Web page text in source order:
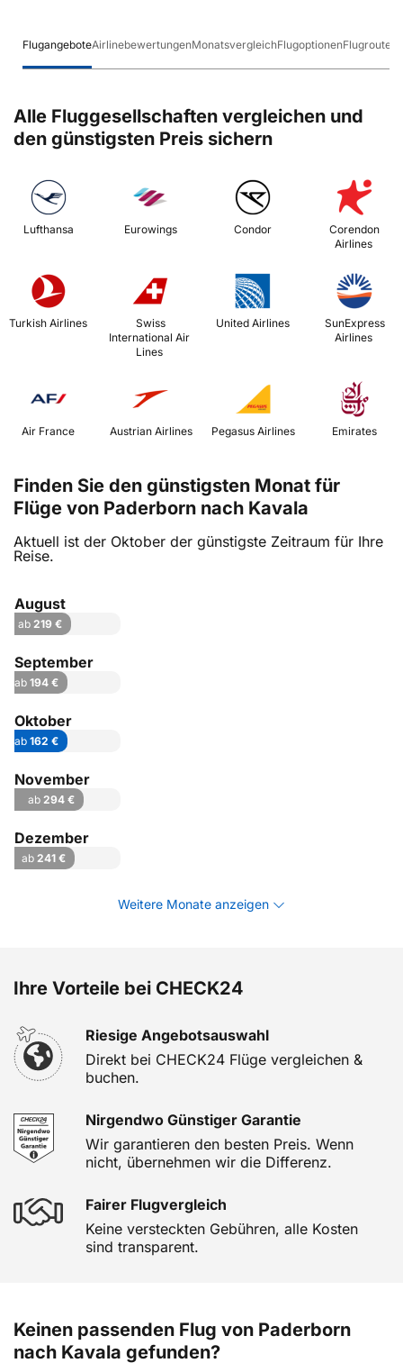
FlugangeboteAirlinebewertungenMonatsvergleichFlugoptionenFlugrouten
Alle Fluggesellschaften vergleichen und
den günstigsten Preis sichern
Lufthansa Eurowings Condor
Corendon
Airlines
Turkish Airlines
International Air
Lines
United Airlines
Airlines
Air France Austrian Airlines Emirates
Finden Sie den günstigsten Monat für
Flüge von Paderborn nach Kavala
Aktuell ist der Oktober der günstigste Zeitraum für Ihre
Reise.
August
ab 219 €
September
ab 194 €
Oktober
ab 162 €
November
ab 294 €
Dezember
ab 241 €
Weitere Monate anzeigen
Ihre Vorteile bei CHECK24
Riesige Angebotsauswahl
Direkt bei CHECK24 Flüge vergleichen &
buchen.
Nirgendwo Günstiger Garantie
Wir garantieren den besten Preis. Wenn
nicht, übernehmen wir die Differenz.
Fairer Flugvergleich
Keine versteckten Gebühren, alle Kosten
sind transparent.
Keinen passenden Flug von Paderborn
nach Kavala gefunden?